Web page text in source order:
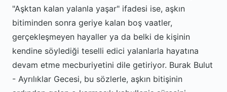
"Aşktan kalan yalanla yaşar" ifadesi ise, aşkın
bitiminden sonra geriye kalan boş vaatler,
gerçekleşmeyen hayaller ya da belki de kişinin
kendine söylediği teselli edici yalanlarla hayatına
devam etme mecburiyetini dile getiriyor. Burak Bulut
- Ayrılıklar Gecesi, bu sözlerle, aşkın bitişinin